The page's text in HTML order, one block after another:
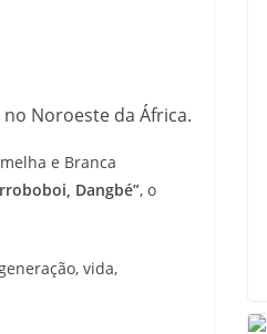
Noroeste da África.
e Branca
Dangbé”, o
vida,